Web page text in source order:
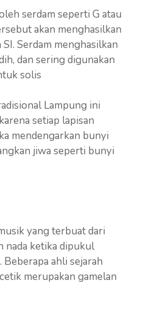
serdam seperti G atau
akan menghasilkan
SI. Serdam menghasilkan
dan sering digunakan
solis
Lampung ini
setiap lapisan
mendengarkan bunyi
jiwa seperti bunyi
yang terbuat dari
nada ketika dipukul
ahli sejarah
merupakan gamelan